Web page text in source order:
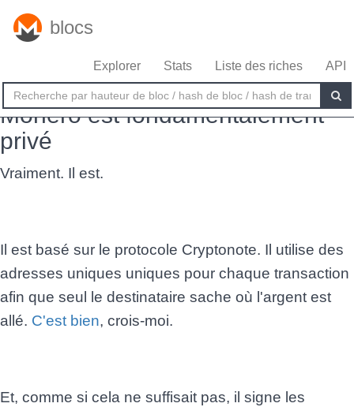
blocs
Explorer Stats Liste des riches API
Allez mec. Ah bon?
Je pensais que tu savais...
Monero est fondamentalement
privé
Vraiment. Il est.
Il est basé sur le protocole Cryptonote. Il utilise des
adresses uniques uniques pour chaque transaction
afin que seul le destinataire sache où l'argent est
allé. C'est bien, crois-moi.
Et, comme si cela ne suffisait pas, il signe les